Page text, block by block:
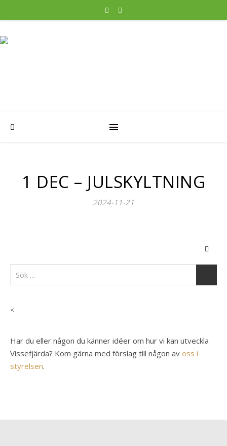
1 DEC – JULSKYLTNING
2024-11-21
<
Har du eller någon du känner idéer om hur vi kan utveckla
Vissefjärda? Kom gärna med förslag till någon av oss i
styrelsen.